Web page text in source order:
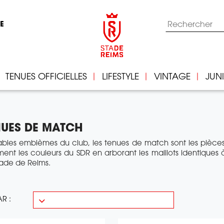
TENUES OFFICIELLES LIFESTYLE VINTAGE
DE MATCH
emblèmes du club, les tenues de match sont les
les couleurs du SDR en arborant les maillots
de Reims.
: